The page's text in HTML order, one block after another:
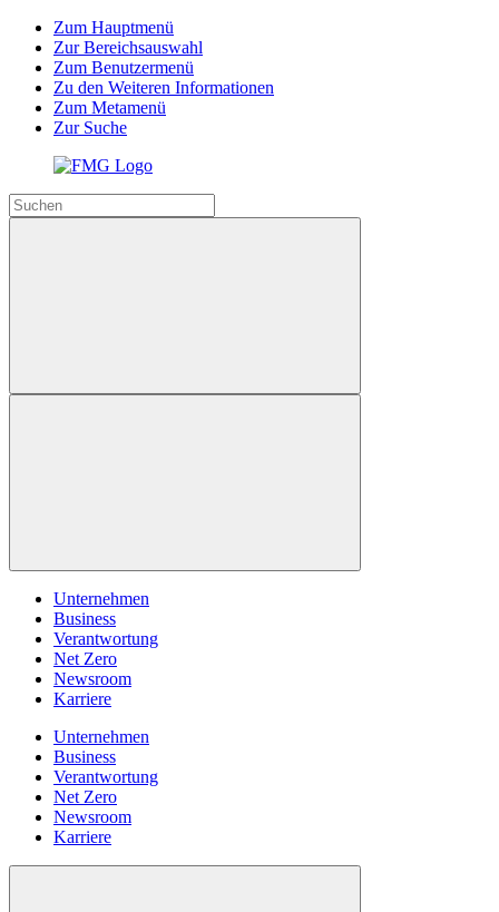
Zum Hauptmenü
Zur Bereichsauswahl
Zum Benutzermenü
Zu den Weiteren Informationen
Zum Metamenü
Zur Suche
Unternehmen
Business
Verantwortung
Net Zero
Newsroom
Karriere
Unternehmen
Business
Verantwortung
Net Zero
Newsroom
Karriere